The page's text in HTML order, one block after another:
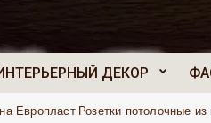
ДЕКОР
Европласт Розетки потолочные